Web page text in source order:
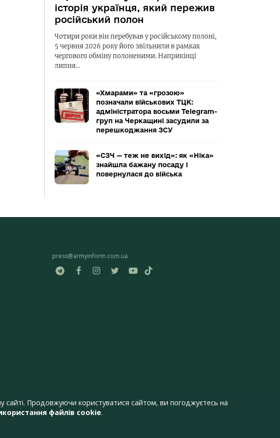
історія українця, який пережив
російський полон
Чотири роки він перебував у російському полоні,
5 червня 2026 року його звільнили в рамках
чергового обміну полоненими. Наприкінці
липня…
«Хмарами» та «грозою»
позначали військових ТЦК:
адміністратора восьми Telegram-
груп на Черкащині засудили за
перешкоджання ЗСУ
«СЗЧ — теж не вихід»: як «Ніка»
знайшла бажану посаду і
повернулася до війська
press@armyinform.com.ua
Продовжуючи користуватися сайтом, ви погоджуєтесь на
файлів cookie.